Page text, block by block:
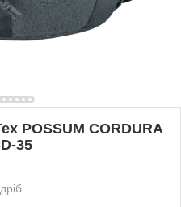
POSSUM CORDURA
35